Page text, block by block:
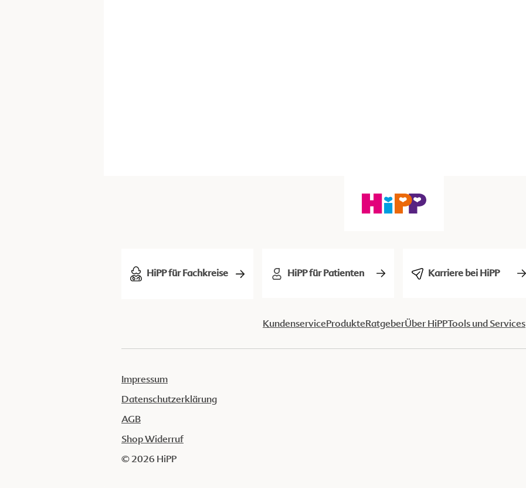
HiPP für Fachkreise HiPP für Patienten Karriere bei HiPP
KundenserviceProdukteRatgeberÜber HiPPTools und Services
Impressum
Datenschutzerklärung
AGB
Shop Widerruf
© 2026 HiPP